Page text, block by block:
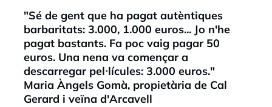
"Sé de gent que ha pagat autèntiques
barbaritats: 3.000, 1.000 euros... Jo n'he
pagat bastants. Fa poc vaig pagar 50
euros. Una nena va començar a
descarregar pel·lícules: 3.000 euros."
Maria Àngels Gomà, propietària de Cal
Gerard i veïna d'Arcavell